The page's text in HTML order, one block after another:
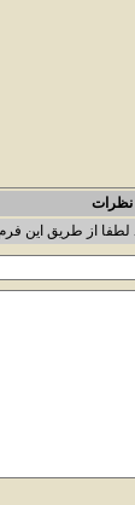
نظرات
از طریق این فرم